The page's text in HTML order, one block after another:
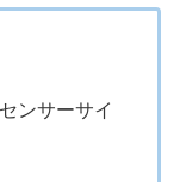
ンサーサイ